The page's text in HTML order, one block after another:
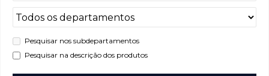
Pesquisar nos subdepartamentos
Pesquisar na descrição dos produtos